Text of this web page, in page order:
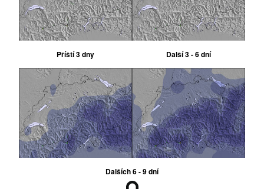
Příští 3 dny Další 3 - 6 dní
Dalších 6 - 9 dní